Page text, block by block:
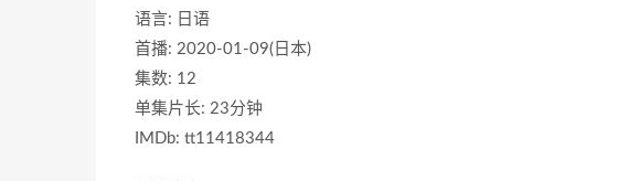
语言: 日语
首播: 2020-01-09(日本)
集数: 12
单集片长: 23分钟
IMDb: tt11418344